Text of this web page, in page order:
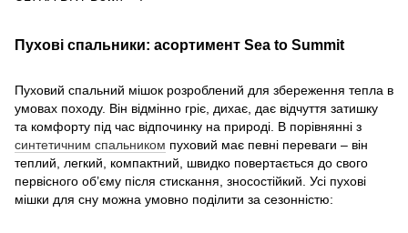
Пухові спальники: асортимент Sea to Summit
Пуховий спальний мішок розроблений для збереження тепла в
умовах походу. Він відмінно гріє, дихає, дає відчуття затишку
та комфорту під час відпочинку на природі. В порівнянні з
синтетичним спальником пуховий має певні переваги – він
теплий, легкий, компактний, швидко повертається до свого
первісного об’єму після стискання, зносостійкий. Усі пухові
мішки для сну можна умовно поділити за сезонністю: